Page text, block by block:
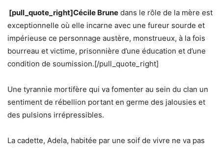
[pull_quote_right]Cécile Brune dans le rôle de la mère est
exceptionnelle où elle incarne avec une fureur sourde et
impérieuse ce personnage austère, monstrueux, à la fois
bourreau et victime, prisonnière d’une éducation et d’une
condition de soumission.[/pull_quote_right]
Une tyrannie mortifère qui va fomenter au sein du clan un
sentiment de rébellion portant en germe des jalousies et
des pulsions irrépressibles.
La cadette, Adela, habitée par une soif de vivre ne va pas